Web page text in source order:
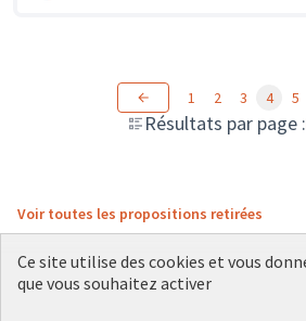
Résultats par page :
1 2 3 4 5
Voir toutes les propositions retirées
Ce site utilise des cookies et vous
que vous souhaitez activer